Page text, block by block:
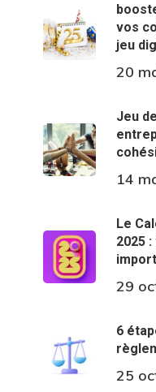
vos
jeu
20
Jeu
14
Le
2025
29
6
25